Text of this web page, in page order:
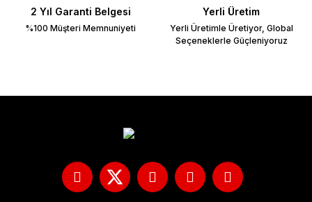
2 Yıl Garanti Belgesi
%100 Müşteri Memnuniyeti
Yerli Üretim
Yerli Üretimle Üretiyor, Global
Seçeneklerle Güçleniyoruz